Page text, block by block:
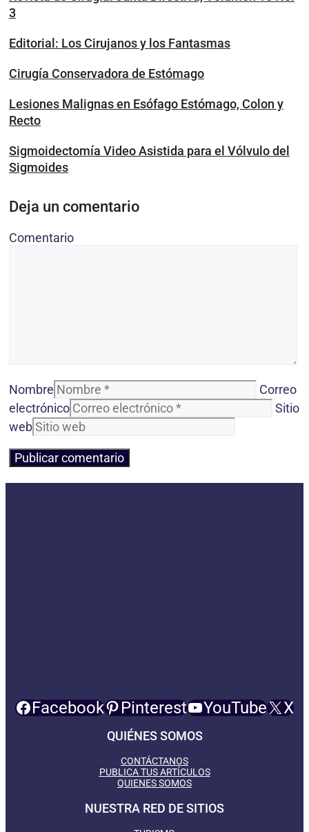
3
Editorial: Los Cirujanos y los Fantasmas
Cirugía Conservadora de Estómago
Lesiones Malignas en Esófago Estómago, Colon y
Recto
Sigmoidectomía Video Asistida para el Vólvulo del
Sigmoides
Deja un comentario
Comentario
Nombre
Correo
electrónico
Sitio
web
Facebook Pinterest YouTube X
QUIÉNES SOMOS
CONTÁCTANOS
PUBLICA TUS ARTÍCULOS
QUIENES SOMOS
NUESTRA RED DE SITIOS